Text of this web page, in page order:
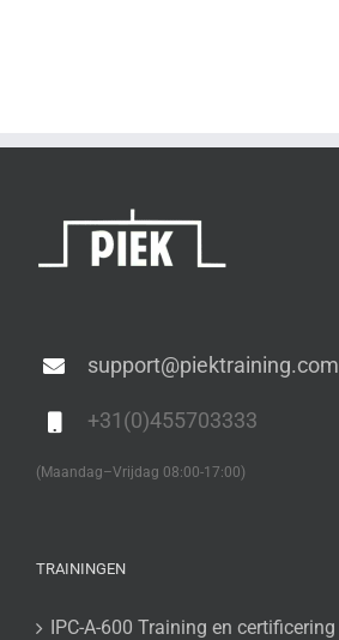
support@piektraining.com
+31(0)455703333
(Maandag–Vrijdag 08:00-17:00)
TRAININGEN
IPC-A-600 Training en certificering